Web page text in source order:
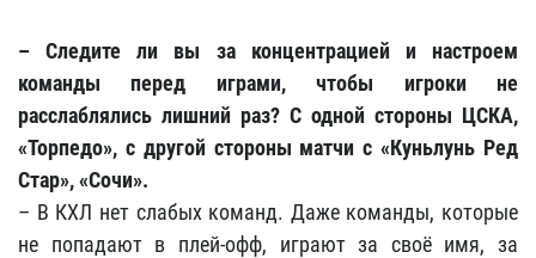
– Следите ли вы за концентрацией и настроем
команды перед играми, чтобы игроки не
расслаблялись лишний раз? С одной стороны ЦСКА,
«Торпедо», с другой стороны матчи с «Куньлунь Ред
Стар», «Сочи».
– В КХЛ нет слабых команд. Даже команды, которые
не попадают в плей-офф, играют за своё имя, за